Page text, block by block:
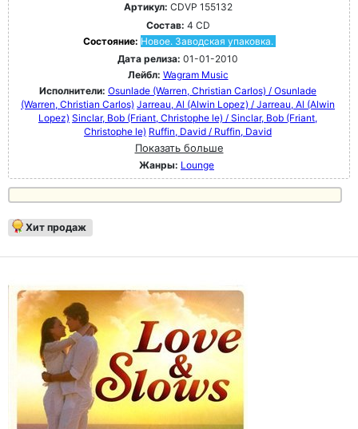
Артикул: CDVP 155132
Состав: 4 CD
Состояние: Новое. Заводская упаковка.
Дата релиза: 01-01-2010
Лейбл: Wagram Music
Исполнители: Osunlade (Warren, Christian Carlos) / Osunlade
(Warren, Christian Carlos) Jarreau, Al (Alwin Lopez) / Jarreau, Al (Alwin
Lopez) Sinclar, Bob (Friant, Christophe le) / Sinclar, Bob (Friant,
Christophe le) Ruffin, David / Ruffin, David
Показать больше
Жанры: Lounge
Хит продаж